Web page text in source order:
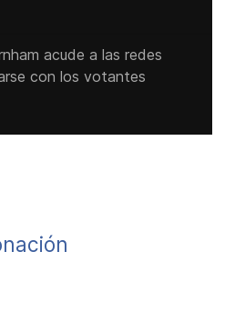
acude a las redes
con los votantes